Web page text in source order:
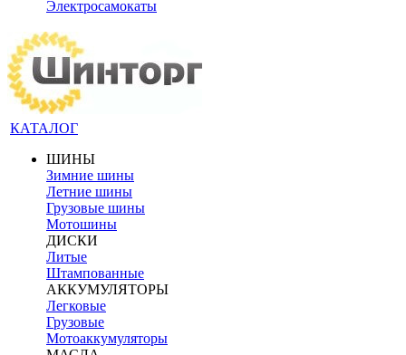
Электросамокаты
КАТАЛОГ
ШИНЫ
Зимние шины
Летние шины
Грузовые шины
Мотошины
ДИСКИ
Литые
Штампованные
АККУМУЛЯТОРЫ
Легковые
Грузовые
Мотоаккумуляторы